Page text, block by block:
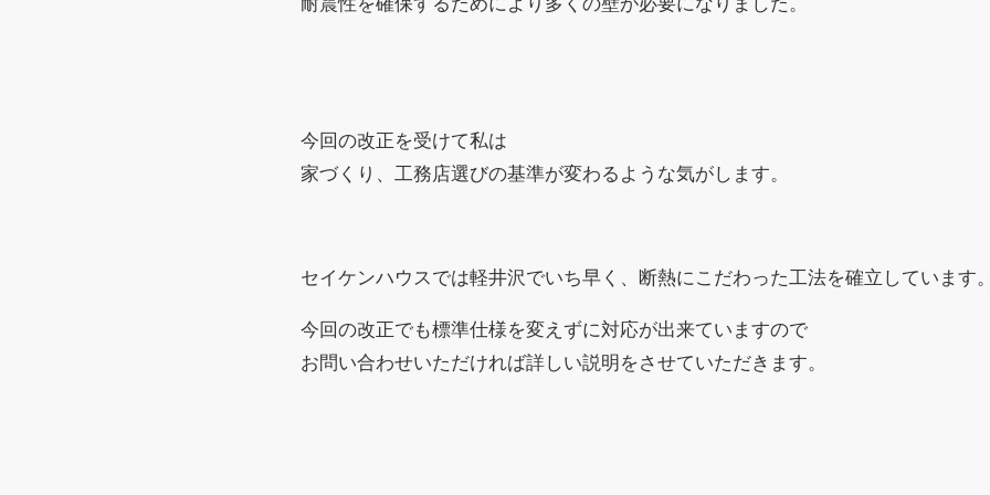
今回の改正を受けて私は
家づくり、工務店選びの基準が変わるような気がします。
セイケンハウスでは軽井沢でいち早く、断熱にこだわった工法を確立しています
今回の改正でも標準仕様を変えずに対応が出来ていますので
お問い合わせいただければ詳しい説明をさせていただきます。